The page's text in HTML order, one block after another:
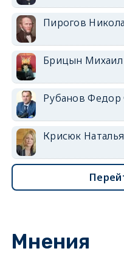
Пирогов
Брицын
Рубанов
Крисюк
Мнения